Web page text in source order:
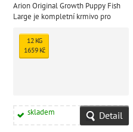
Arion Original Growth Puppy Fish
Large je kompletní krmivo pro
Bezlepková receptura na bázi ryb
obsahuje unikátní kombinaci
mořských surovin, prebiotika a
správného růstu vašeho psa.
12 KG
1659 Kč
skladem Detail